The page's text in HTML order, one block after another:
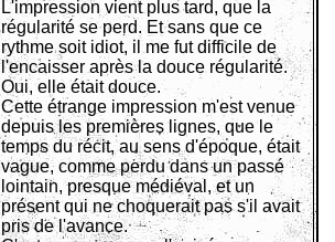
L'impression vient plus tard, que la
régularité se perd. Et sans que ce
rythme soit idiot, il me fut difficile de
l'encaisser après la douce régularité.
Oui, elle était douce.
Cette étrange impression m'est venue
depuis les premières lignes, que le
temps du récit, au sens d'époque, était
vague, comme perdu dans un passé
lointain, presque médiéval, et un
présent qui ne choquerait pas s'il avait
pris de l'avance.